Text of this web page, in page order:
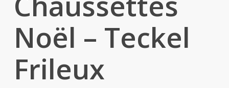
Noël – Teckel
Frileux